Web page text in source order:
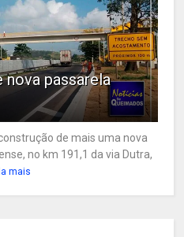
nova passarela
de mais uma nova
no km 191,1 da via Dutra,
mais